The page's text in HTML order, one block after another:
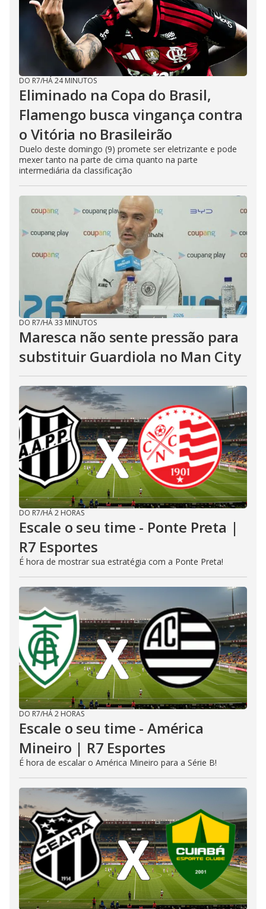
DO R7/HÁ 24 MINUTOS
Eliminado na Copa do Brasil,
Flamengo busca vingança contra
o Vitória no Brasileirão
Duelo deste domingo (9) promete ser eletrizante e pode
mexer tanto na parte de cima quanto na parte
intermediária da classificação
DO R7/HÁ 33 MINUTOS
Maresca não sente pressão para
substituir Guardiola no Man City
DO R7/HÁ 2 HORAS
Escale o seu time - Ponte Preta |
R7 Esportes
É hora de mostrar sua estratégia com a Ponte Preta!
DO R7/HÁ 2 HORAS
Escale o seu time - América
Mineiro | R7 Esportes
É hora de escalar o América Mineiro para a Série B!